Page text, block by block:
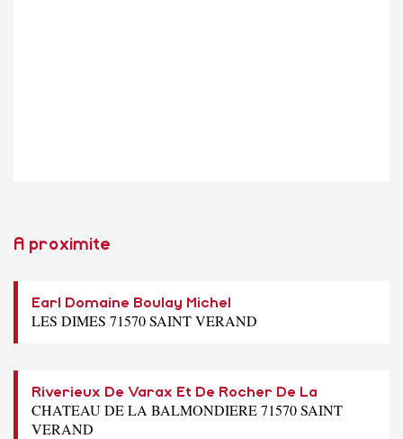
A proximite
Earl Domaine Boulay Michel
LES DIMES 71570 SAINT VERAND
Riverieux De Varax Et De Rocher De La
CHATEAU DE LA BALMONDIERE 71570 SAINT
VERAND